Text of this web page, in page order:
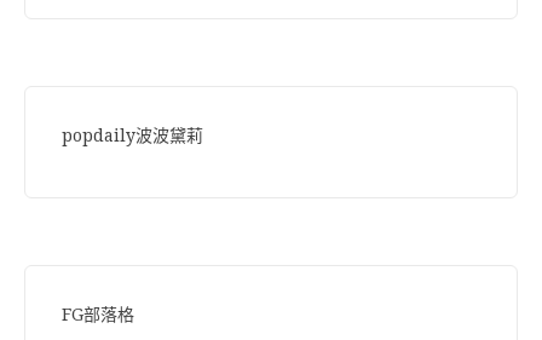
popdaily波波黛莉
FG部落格